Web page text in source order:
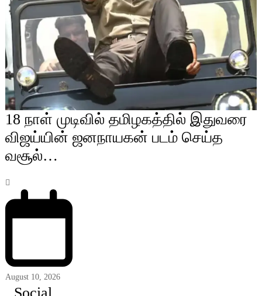
18 நாள் முடிவில் தமிழகத்தில் இதுவரை
விஜய்யின் ஜனநாயகன் படம் செய்த
வசூல்…
August 10, 2026